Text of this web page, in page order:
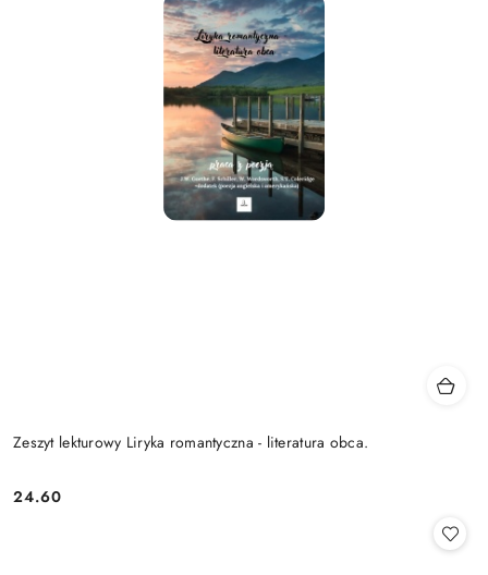
Zeszyt lekturowy Liryka romantyczna - literatura obca.
Cena:
24.60